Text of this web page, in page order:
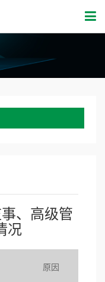
、高级管
况
原因